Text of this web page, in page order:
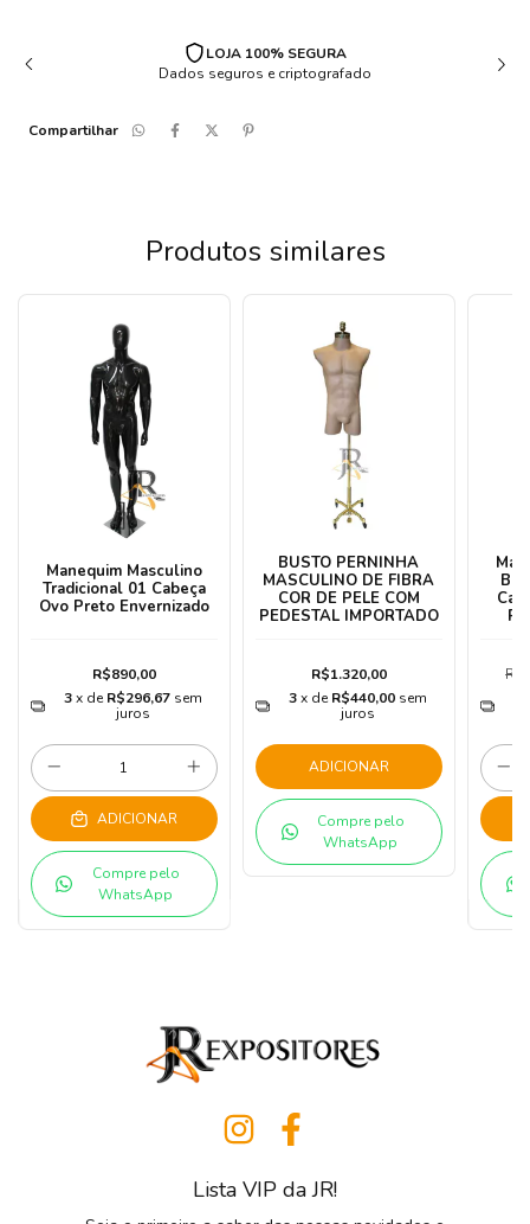
LOJA 100% SEGURA
Dados seguros e criptografado
Compartilhar
Produtos similares
Manequim Masculino
Tradicional 01 Cabeça
Ovo Preto Envernizado
R$890,00
3 x de R$296,67 sem
juros
ADICIONAR
Compre pelo
WhatsApp
BUSTO PERNINHA
MASCULINO DE FIBRA
COR DE PELE COM
PEDESTAL IMPORTADO
R$1.320,00
3 x de R$440,00 sem
juros
ADICIONAR
Compre pelo
WhatsApp
Lista VIP da JR!